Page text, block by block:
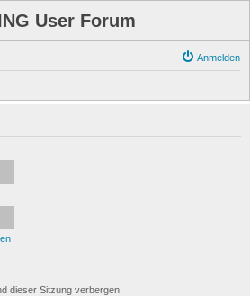
User Forum
Anmelden
dieser Sitzung verbergen